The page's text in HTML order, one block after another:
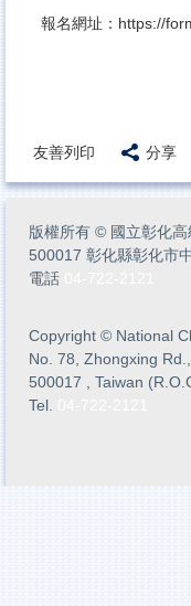
報名網址： https://
友善列印 分享
版權所有 © 國立彰化
500017 彰化縣彰化市
電話
Copyright © National
No. 78, Zhongxing
500017 , Taiwan
Tel.